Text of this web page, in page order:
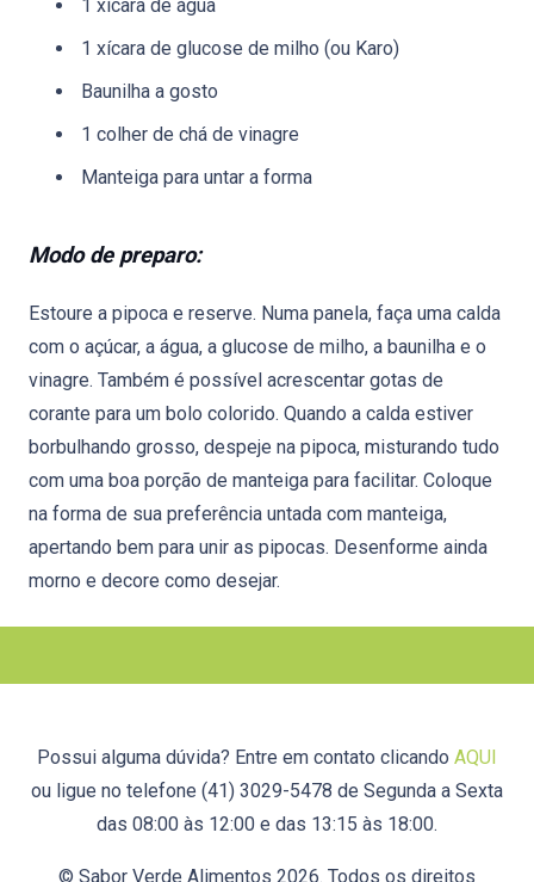
1 xícara de água
1 xícara de glucose de milho (ou Karo)
Baunilha a gosto
1 colher de chá de vinagre
Manteiga para untar a forma
Modo de preparo:
Estoure a pipoca e reserve. Numa panela, faça uma calda
com o açúcar, a água, a glucose de milho, a baunilha e o
vinagre. Também é possível acrescentar gotas de
corante para um bolo colorido. Quando a calda estiver
borbulhando grosso, despeje na pipoca, misturando tudo
com uma boa porção de manteiga para facilitar. Coloque
na forma de sua preferência untada com manteiga,
apertando bem para unir as pipocas. Desenforme ainda
morno e decore como desejar.
Possui alguma dúvida? Entre em contato clicando AQUI
ou ligue no telefone (41) 3029-5478 de Segunda a Sexta
das 08:00 às 12:00 e das 13:15 às 18:00.
© Sabor Verde Alimentos 2026. Todos os direitos